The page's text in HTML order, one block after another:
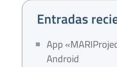
Entradas
App
Android